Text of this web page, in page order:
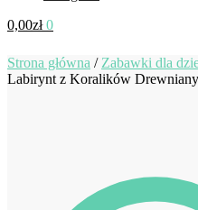
0,00zł 0
Strona główna / Zabawki dla
Labirynt z Koralików